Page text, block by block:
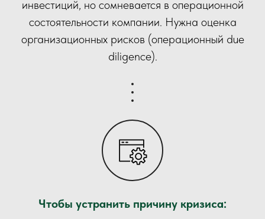
инвестиций, но сомневается в операционной
состоятельности компании. Нужна оценка
организационных рисков (операционный due
diligence).
Чтобы устранить причину кризиса: